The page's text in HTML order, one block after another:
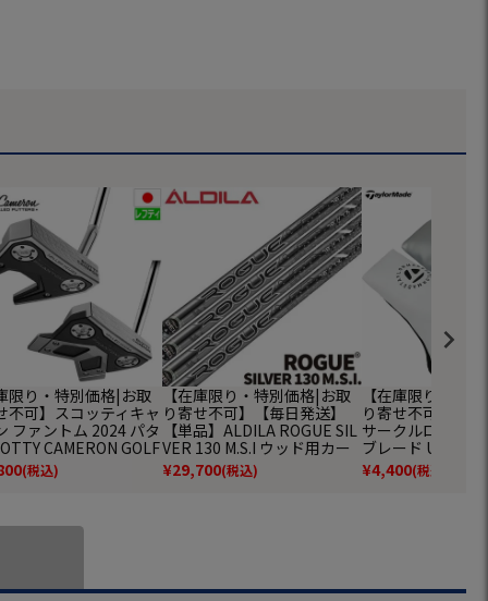
限り・特別価格|お取
不可】スコッティキャ
ファントム 2024 パタ
CAMERON GOLF
2024 PHANTOM ゴ
ラブ 左用 レフティー
(税込)
【在庫限り・特別価格|お取
り寄せ不可】【毎日発送】
【単品】ALDILA ROGUE SIL
VER 130 M.S.I ウッド用カー
ボンシャフト単品 2020 日本
モデル アルディラ ローグ シ
¥29,700(税込)
【在庫限り・特
り寄せ不可】テ
サークルロゴ パ
ブレード UN790
年モデル
規品
¥4,400(税込)